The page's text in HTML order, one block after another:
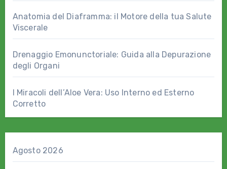
Anatomia del Diaframma: il Motore della tua Salute
Viscerale
Drenaggio Emonunctoriale: Guida alla Depurazione
degli Organi
I Miracoli dell’Aloe Vera: Uso Interno ed Esterno
Corretto
Agosto 2026